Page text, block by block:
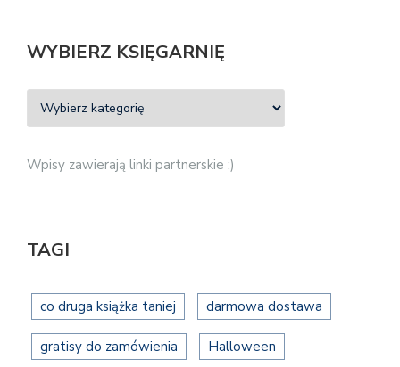
WYBIERZ KSIĘGARNIĘ
Wpisy zawierają linki partnerskie :)
TAGI
co druga książka taniej darmowa dostawa
gratisy do zamówienia Halloween